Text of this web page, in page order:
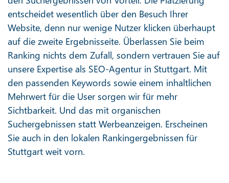
entscheidet wesentlich über den Besuch Ihrer
Website, denn nur wenige Nutzer klicken überhaupt
auf die zweite Ergebnisseite. Überlassen Sie beim
Ranking nichts dem Zufall, sondern vertrauen Sie auf
unsere Expertise als SEO-Agentur in Stuttgart. Mit
den passenden Keywords sowie einem inhaltlichen
Mehrwert für die User sorgen wir für mehr
Sichtbarkeit. Und das mit organischen
Suchergebnissen statt Werbeanzeigen. Erscheinen
Sie auch in den lokalen Rankingergebnissen für
Stuttgart weit vorn.